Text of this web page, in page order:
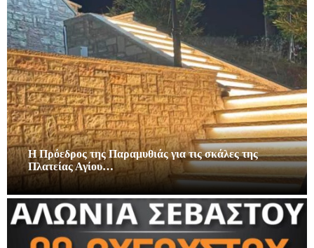
Η Πρόεδρος της Παραμυθιάς για τις σκάλες της
Πλατείας Αγίου…